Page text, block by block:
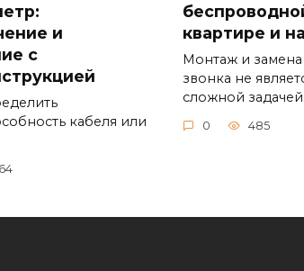
и
с
кабеля или
квартире и
Монтаж и
звонка не
сложной задачей.
0 485